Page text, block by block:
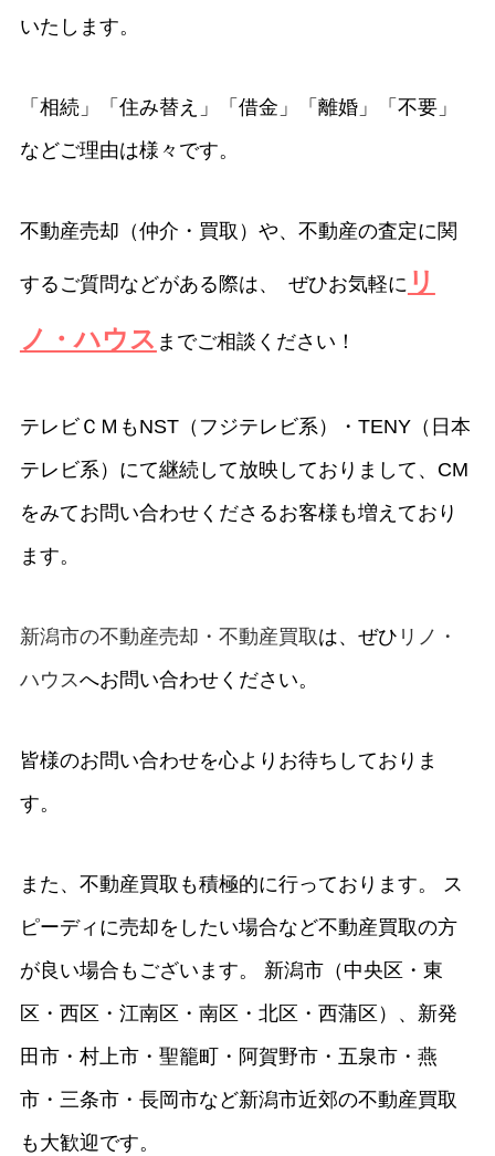
いたします。
「相続」「住み替え」「借金」「離婚」「不要」
などご理由は様々です。
不動産売却（仲介・買取）や、不動産の査定に関
するご質問などがある際は、 ぜひお気軽に リ
ノ・ハウス までご相談ください！
テレビＣＭもNST（フジテレビ系）・TENY（日本
テレビ系）にて継続して放映しておりまして、CM
をみてお問い合わせくださるお客様も増えており
ます。
新潟市の不動産売却・不動産買取は、ぜひ リノ・
ハウスへお問い合わせください。
皆様のお問い合わせを心よりお待ちしておりま
す。
また、不動産買取も積極的に行っております。 ス
ピーディに売却をしたい場合など不動産買取の方
が良い場合もございます。 新潟市（中央区・東
区・西区・江南区・南区・北区・西蒲区）、新発
田市・村上市・聖籠町・阿賀野市・五泉市・燕
市・三条市・長岡市など新潟市近郊の不動産買取
も大歓迎です。